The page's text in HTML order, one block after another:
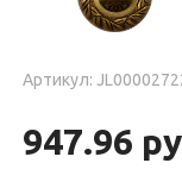
Артикул:
947.96